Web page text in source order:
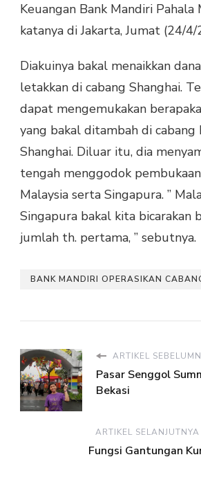
Keuangan Bank Mandiri Pahala
katanya di Jakarta, Jumat (24/
Diakuinya bakal menaikkan
letakkan di cabang Shanghai.
dapat mengemukakan
yang bakal ditambah di cabang
Shanghai. Diluar itu, dia
tengah menggodok
Malaysia serta Singapura. ”
Singapura bakal kita bicarakan
jumlah th. pertama, ” sebutnya.
BANK MANDIRI OPERASIKAN
ARTIKEL
Pasar Senggol
Bekasi
ARTIKEL SELANJUTNYA
Fungsi Gantungan